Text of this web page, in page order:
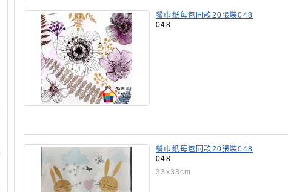
餐巾紙每包同款20張裝048
048
餐巾紙每包同款20張裝048
048
33x33cm